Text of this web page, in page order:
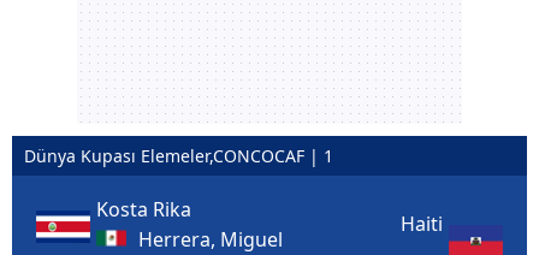
Dünya Kupası Elemeler,CONCOCAF | 1
Kosta Rika
Herrera, Miguel
Haiti